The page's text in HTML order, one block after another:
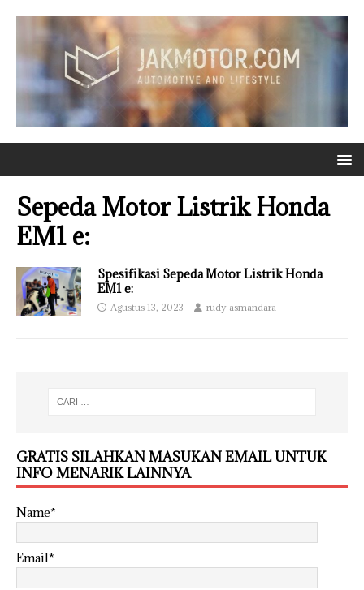
Sepeda Motor Listrik Honda
EM1 e:
Spesifikasi Sepeda Motor Listrik Honda
EM1 e:
Agustus 13, 2023 rudy asmandara
GRATIS SILAHKAN MASUKAN EMAIL UNTUK
INFO MENARIK LAINNYA
Name*
Email*